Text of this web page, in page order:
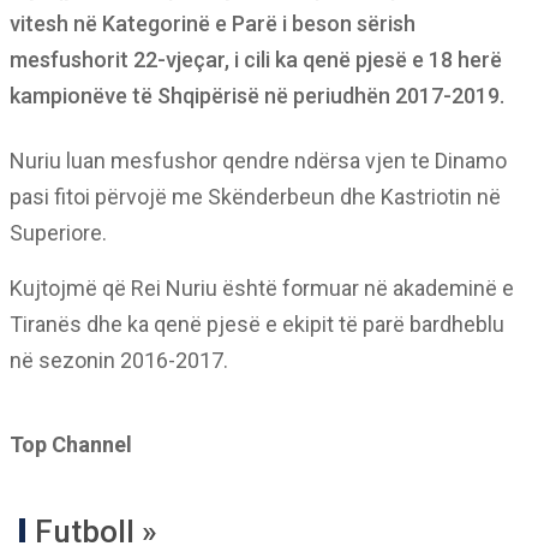
vitesh në Kategorinë e Parë i beson sërish
mesfushorit 22-vjeçar, i cili ka qenë pjesë e 18 herë
kampionëve të Shqipërisë në periudhën 2017-2019.
Nuriu luan mesfushor qendre ndërsa vjen te Dinamo
pasi fitoi përvojë me Skënderbeun dhe Kastriotin në
Superiore.
Kujtojmë që Rei Nuriu është formuar në akademinë e
Tiranës dhe ka qenë pjesë e ekipit të parë bardheblu
në sezonin 2016-2017.
Top Channel
Futboll »